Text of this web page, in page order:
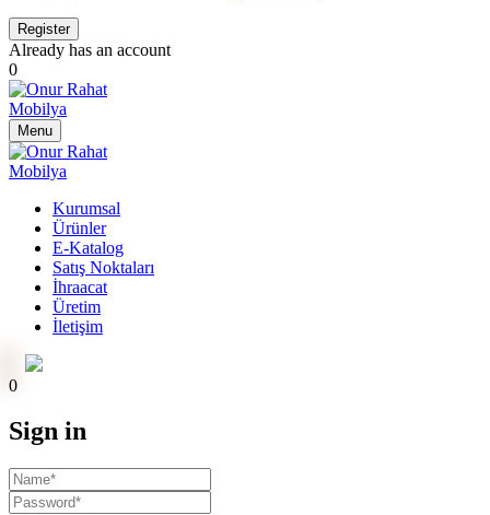
Already has an account
0
Menu
Kurumsal
Ürünler
E-Katalog
Satış Noktaları
İhraacat
Üretim
İletişim
0
Sign in